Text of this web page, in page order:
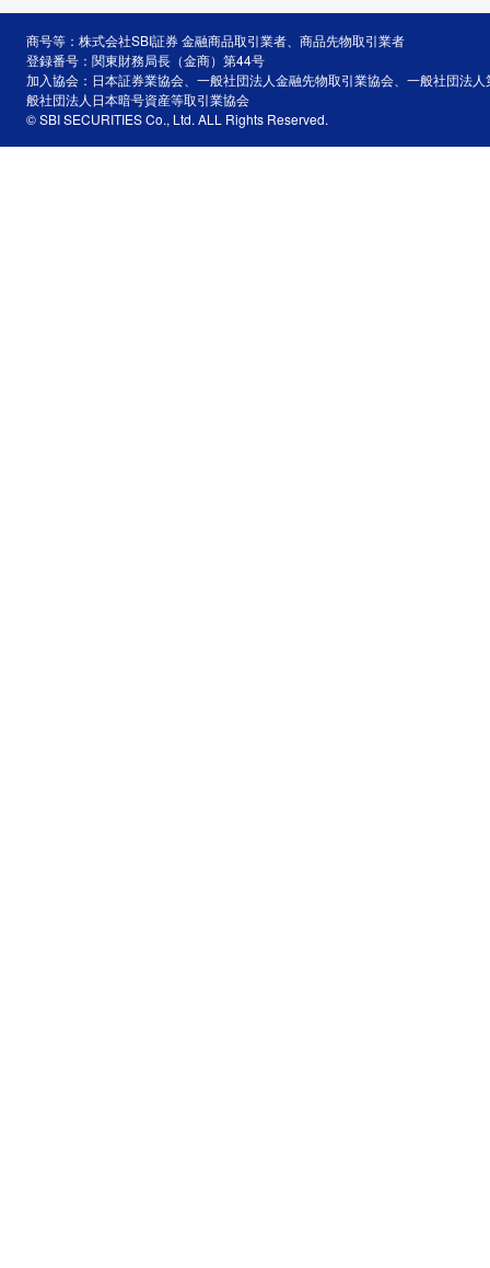
商号等：株式会社SBI証券 金融商品取引業者、商品先物取引業者
登録番号：関東財務局長（金商）第44号
加入協会：日本証券業協会、一般社団法人金融先物取引業協会、一般社団法
般社団法人日本暗号資産等取引業協会
© SBI SECURITIES Co., Ltd. ALL Rights Reserved.